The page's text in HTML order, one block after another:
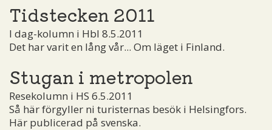
Tidstecken 2011
I dag-kolumn i Hbl 8.5.2011
Det har varit en lång vår... Om läget i Finland.
Stugan i metropolen
Resekolumn i HS 6.5.2011
Så här förgyller ni turisternas besök i Helsingfors.
Här publicerad på svenska.